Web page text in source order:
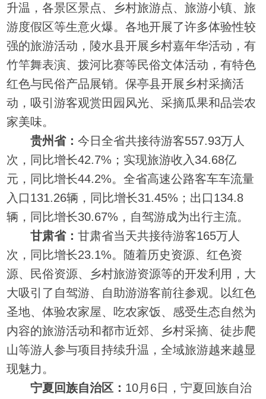
升温，各景区景点、乡村旅游点、旅游小镇、旅
游度假区等生意火爆。各地开展了许多体验性较
强的旅游活动，陵水县开展乡村嘉年华活动，有
竹竿舞表演、拨河比赛等民俗文体活动，有特色
红色与民俗产品展销。保亭县开展乡村采摘活
动，吸引游客观赏田园风光、采摘瓜果和品尝农
家美味。
贵州省：今日全省共接待游客557.93万人
次，同比增长42.7%；实现旅游收入34.68亿
元，同比增长44.2%。全省高速公路客车车流量
入口131.26辆，同比增长31.45%；出口134.8
辆，同比增长30.67%，自驾游成为出行主流。
甘肃省：甘肃省当天共接待游客165万人
次，同比增长23.1%。随着历史资源、红色资
源、民俗资源、乡村旅游资源等的开发利用，大
大吸引了自驾游、自助游游客前往参观。以红色
圣地、体验农家屋、吃农家饭、感受生态自然为
内容的旅游活动和都市近郊、乡村采摘、徒步爬
山等游人参与项目持续升温，全域旅游越来越显
现魅力。
宁夏回族自治区： 10月6日，宁夏回族自治